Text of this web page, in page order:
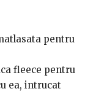
pentru
fleece pentru
ea, intrucat